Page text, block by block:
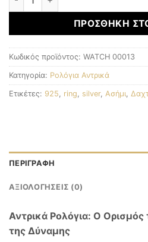
ΠΡΟΣΘΉΚΗ
Κωδικός προϊόντος: WATCH 00013
Κατηγορία: Ρολόγια Αντρικά
Ετικέτες: 925 ring silver, Ασήμι
ΠΕΡΙΓΡΑΦΉ
ΑΞΙΟΛΟΓΉΣΕΙΣ (0)
Αντρικά Ρολόγια: Ο
της Δύναμης